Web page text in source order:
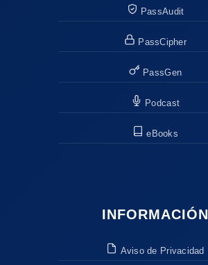
PassAudit
PassCipher
PassGen
Podcast
eBooks
INFORMACIÓN
Aviso de Privacidad